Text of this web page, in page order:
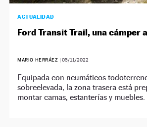
ACTUALIDAD
Ford Transit Trail, una cámper
MARIO HERRÁEZ | 05/11/2022
Equipada con neumáticos
sobreelevada, la zona trasera está
montar camas, estanterías y muebles.